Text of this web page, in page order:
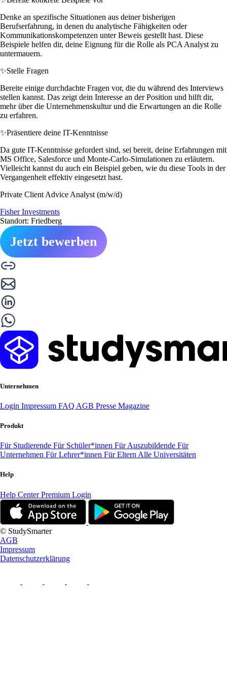
Denke an spezifische Situationen aus deiner bisherigen
Berufserfahrung, in denen du analytische Fähigkeiten oder
Kommunikationskompetenzen unter Beweis gestellt hast. Diese
Beispiele helfen dir, deine Eignung für die Rolle als PCA Analyst zu
untermauern.
✨Stelle Fragen
Bereite einige durchdachte Fragen vor, die du während des Interviews
stellen kannst. Das zeigt dein Interesse an der Position und hilft dir,
mehr über die Unternehmenskultur und die Erwartungen an die Rolle
zu erfahren.
✨Präsentiere deine IT-Kenntnisse
Da gute IT-Kenntnisse gefordert sind, sei bereit, deine Erfahrungen mit
MS Office, Salesforce und Monte-Carlo-Simulationen zu erläutern.
Vielleicht kannst du auch ein Beispiel geben, wie du diese Tools in der
Vergangenheit effektiv eingesetzt hast.
Private Client Advice Analyst (m/w/d)
Fisher Investments
Standort: Friedberg
Jetzt bewerben
Unternehmen
Login Impressum FAQ AGB Presse Magazine
Produkt
Für Studierende Für Schüler*innen Für Auszubildende Für
Unternehmen Für Lehrer*innen Für Eltern Alle Universitäten
Help
Help CenterPremium Login
© StudySmarter
AGB
Impressum
Datenschutzerklärung